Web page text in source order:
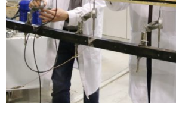
Podyplomowe
Pracownicy